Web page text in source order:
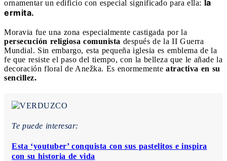
ornamentar un edificio con especial significado para ella: la
ermita.
Moravia fue una zona especialmente castigada por la
persecución religiosa comunista después de la II Guerra
Mundial. Sin embargo, esta pequeña iglesia es emblema de la
fe que resiste el paso del tiempo, con la belleza que le añade la
decoración floral de Anežka. Es enormemente atractiva en su
sencillez.
Te puede interesar:
Esta ‘youtuber’ conquista con sus pastelitos e inspira
con su historia de vida